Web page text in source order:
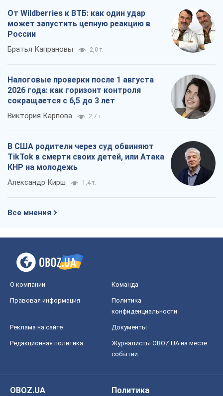
От Wildberries к ВТБ: как один удар
может запустить цепную реакцию в
России
Братья Капрановы 2,0 т.
Налоговые проверки после 1 августа
2026 года: как горизонт контроля
сокращается с 6,5 до 3 лет
Виктория Карпова 2,7 т.
В США родители через суд обвиняют
TikTok в смерти своих детей, или Атака
КНР на молодежь
Александр Кирш 1,4 т.
Все мнения
О компании Команда
Правовая информация
Политика
конфиденциальности
Реклама на сайте Документы
Редакционная политика
Журналисты OBOZ.UA на месте
событий
OBOZ.UA
Политика